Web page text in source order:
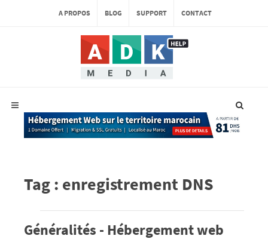
A PROPOS BLOG SUPPORT CONTACT
Tag : enregistrement DNS
Généralités - Hébergement web